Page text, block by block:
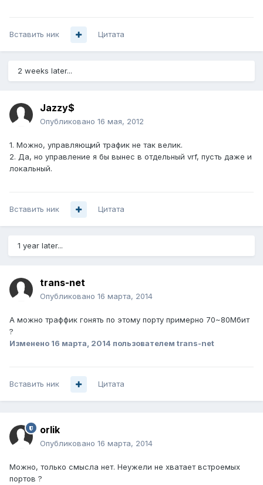
Вставить ник Цитата
2 weeks later...
Jazzy$
Опубликовано 16 мая, 2012
1. Можно, управляющий трафик не так велик.
2. Да, но управление я бы вынес в отдельный vrf, пусть даже и
локальный.
Вставить ник Цитата
1 year later...
trans-net
Опубликовано 16 марта, 2014
А можно траффик гонять по этому порту примерно 70~80Мбит
?
Изменено 16 марта, 2014 пользователем trans-net
Вставить ник Цитата
orlik
Опубликовано 16 марта, 2014
Можно, только смысла нет. Неужели не хватает встроемых
портов ?